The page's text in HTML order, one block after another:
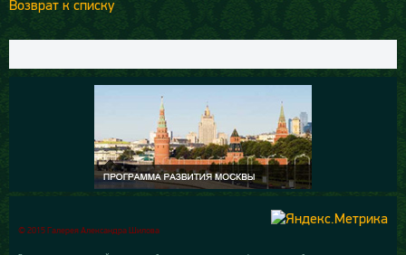
Возврат к списку
© 2015 Галерея Александра Шилова